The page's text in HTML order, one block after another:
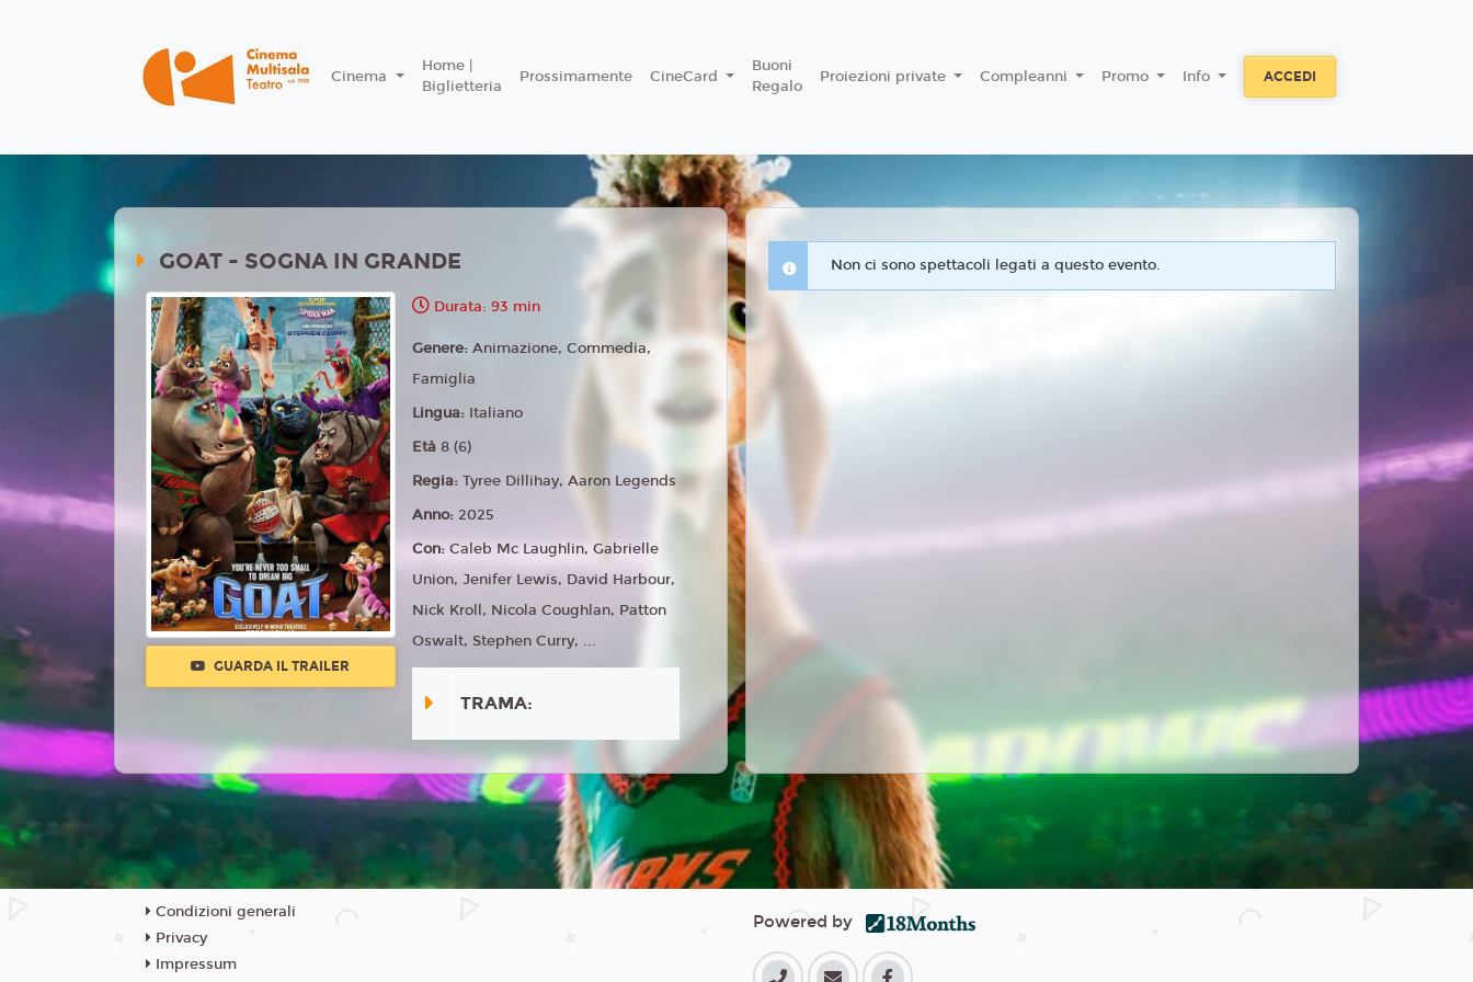
Cinema
Home |
Biglietteria
Prossimamente CineCard
Buoni
Regalo
Proiezioni private Compleanni Promo Info ACCEDI
GOAT - SOGNA IN GRANDE
GUARDA IL TRAILER
Durata: 93 min
Genere:Animazione, Commedia,
Famiglia
Lingua: Italiano
Età8 (6)
Regia:Tyree Dillihay, Aaron Legends
Anno:2025
Con:Caleb Mc Laughlin, Gabrielle
Union, Jenifer Lewis, David Harbour,
Nick Kroll, Nicola Coughlan, Patton
Oswalt, Stephen Curry, ...
TRAMA:
Non ci sono spettacoli legati a questo evento.
Condizioni generali
Privacy
Impressum
Powered by